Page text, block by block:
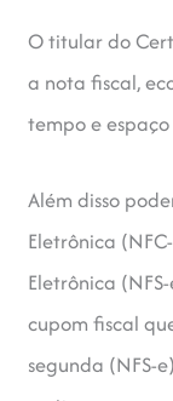
O titular do
a nota fiscal,
tempo e
Além disso
Eletrônica
Eletrônica
cupom fiscal
segunda (NFS-